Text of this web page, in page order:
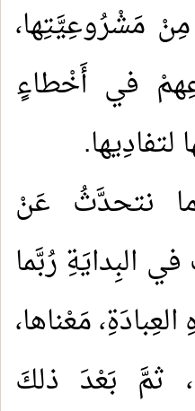
مَشْرُوعِيَّتِها،
في أَخْطاءٍ
لتفادِيها.
نتحدَّثُ عَنْ
البِدايَةِ رُبَّما
مَعْناها،
ثمَّ بَعْدَ ذلكَ